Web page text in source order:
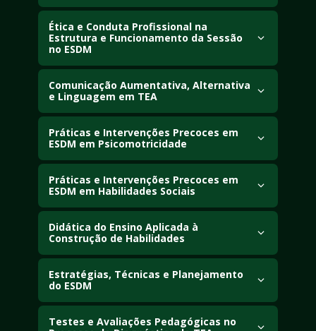
Explore teorias do desenvolvimento
(psicanalítica, cognitiva), identidade e influência
dos contextos socioculturais.
Ética e Conduta Profissional na
Estrutura e Funcionamento da Sessão
no ESDM
Aborde dilemas éticos e diretrizes de conduta
no ESDM, relação com a família e proteção
dos direitos da criança.
Comunicação Aumentativa, Alternativa
e Linguagem em TEA
Estude aquisição de linguagem no TEA,
avaliação comunicativa e implementação de
CAA para comunicação funcional.
Práticas e Intervenções Precoces em
ESDM em Psicomotricidade
Compreenda bases da psicomotricidade no
ESDM para TEA, desenvolvimento motor e
autonomia em rotinas sociais.
Práticas e Intervenções Precoces em
ESDM em Habilidades Sociais
Evidencie práticas para desenvolvimento social
precoce no ESDM, engajamento, reciprocidade
e atenção compartilhada.
Didática do Ensino Aplicada à
Construção de Habilidades
Aborde planejamento instrucional, análise de
tarefas e mediação para transformar objetivos
em planos de ensino práticos.
Estratégias, Técnicas e Planejamento
do ESDM
Aprofunde competências operacionais do
ESDM, planejamento da intervenção, coleta de
Testes e Avaliações Pedagógicas no